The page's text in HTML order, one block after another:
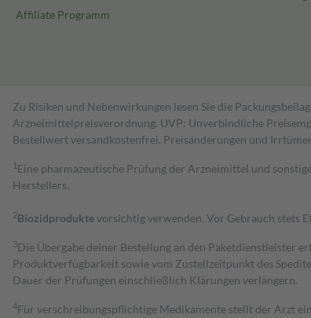
Affiliate Programm
Zu Risiken und Nebenwirkungen lesen Sie die
Arzneimittelpreisverordnung. UVP: Unverbindliche
Bestell­wert versand­kosten­frei. Preisänderungen und
1 Eine pharmazeutische Prüfung der Arzneimittel und
Herstellers.
2Biozidproduktevorsichtig verwenden. Vor Gebrauch stets
3Die Übergabe deiner Bestellung an den Paketdienstleister
Produktverfügbarkeit sowie vom Zustellzeitpunkt des
Dauer der Prüfungen einschließlich Klärungen verlängern.
4Für verschreibungspflichtige Medikamente stellt der Arzt